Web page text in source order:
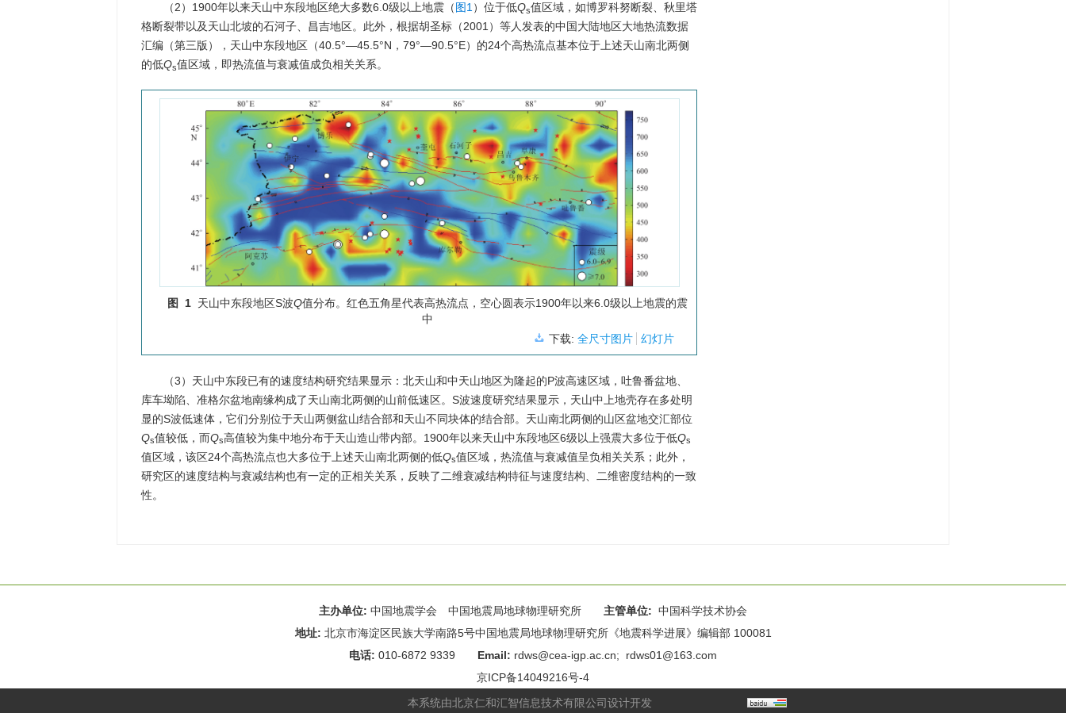
（2）1900年以来天山中东段地区绝大多数6.0级以上地震（图1 ）位于低Qs值区域，如博罗科努断裂、秋里塔
格断裂带以及天山北坡的石河子、昌吉地区。此外，根据胡圣标（2001）等人发表的中国大陆地区大地热流数据
汇编（第三版），天山中东段地区（40.5°—45.5°N，79°—90.5°E）的24个高热流点基本位于上述天山南北两侧
的低Qs值区域，即热流值与衰减值成负相关关系。
图 1 天山中东段地区S波Q值分布。红色五角星代表高热流点，空心圆表示1900年以来6.0级以上地震的震
中
下载:全尺寸图片 幻灯片
（3）天山中东段已有的速度结构研究结果显示：北天山和中天山地区为隆起的P波高速区域，吐鲁番盆地、
库车坳陷、准格尔盆地南缘构成了天山南北两侧的山前低速区。S波速度研究结果显示，天山中上地壳存在多处明
显的S波低速体，它们分别位于天山两侧盆山结合部和天山不同块体的结合部。天山南北两侧的山区盆地交汇部位
Qs值较低，而Qs高值较为集中地分布于天山造山带内部。1900年以来天山中东段地区6级以上强震大多位于低Qs
值区域，该区24个高热流点也大多位于上述天山南北两侧的低Qs值区域，热流值与衰减值呈负相关关系；此外，
研究区的速度结构与衰减结构也有一定的正相关关系，反映了二维衰减结构特征与速度结构、二维密度结构的一致
性。
主办单位: 中国地震学会 中国地震局地球物理研究所 主管单位: 中国科学技术协会
地址: 北京市海淀区民族大学南路5号中国地震局地球物理研究所《地震科学进展》编辑部 100081
电话: 010-6872 9339 Email: rdws@cea-igp.ac.cn; rdws01@163.com
京ICP备14049216号-4
本系统由北京仁和汇智信息技术有限公司设计开发